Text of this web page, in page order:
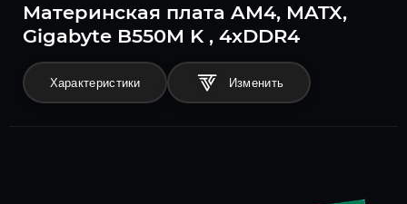
Материнская плата AM4, MATX,
Gigabyte B550M K , 4xDDR4
Характеристики